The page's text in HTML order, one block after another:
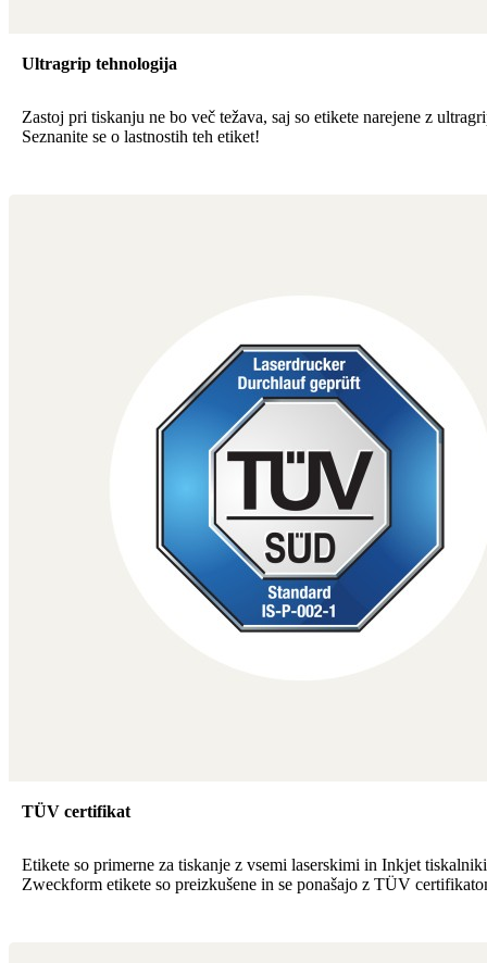
Ultragrip tehnologija
Zastoj pri tiskanju ne bo več težava, saj so etikete narejene z
Seznanite se o lastnostih teh etiket!
TÜV certifikat
Etikete so primerne za tiskanje z vsemi laserskimi in Inkjet
Zweckform etikete so preizkušene in se ponašajo z TÜV